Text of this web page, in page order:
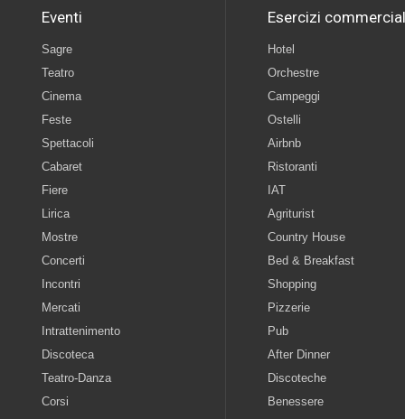
Eventi
Sagre
Teatro
Cinema
Feste
Spettacoli
Cabaret
Fiere
Lirica
Mostre
Concerti
Incontri
Mercati
Intrattenimento
Discoteca
Teatro-Danza
Corsi
Esercizi
Hotel
Orchestre
Campeggi
Ostelli
Airbnb
Ristoranti
IAT
Agriturist
Country House
Bed & Breakfast
Shopping
Pizzerie
Pub
After Dinner
Discoteche
Benessere